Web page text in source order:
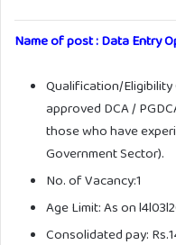
Name of post : Data Entry
Qualification/Eligibility
approved DCA /
those who have
Government Sector).
No. of Vacancy:1
Age Limit: As on
Consolidated pay: